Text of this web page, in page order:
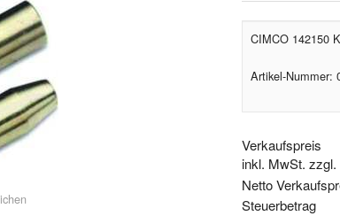
CIMCO 142150
Artikel-Nummer:
Verkaufspreis
inkl. MwSt.
Netto
Steuerbetrag